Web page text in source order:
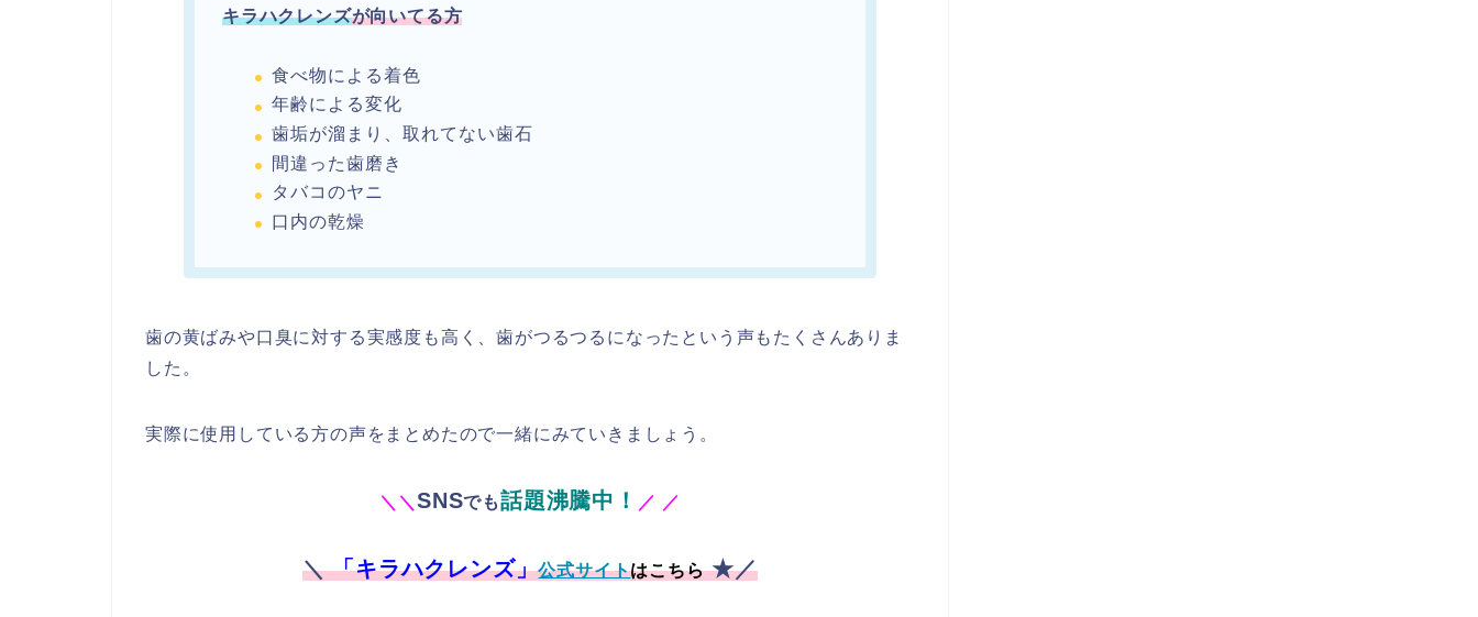
キラハクレンズが向いてる方
食べ物による着色
年齢による変化
歯垢が溜まり、取れてない歯石
間違った歯磨き
タバコのヤニ
口内の乾燥
歯の黄ばみや口臭に対する実感度も高く、歯がつるつるになったという声もたくさんありま
した。
実際に使用している方の声をまとめたので一緒にみていきましょう。
＼ ＼SNSでも話題沸騰中！ ／ ／
＼「キラハクレンズ」公式サイトはこちら★／